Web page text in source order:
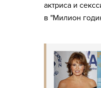
актриса и
в "Милион